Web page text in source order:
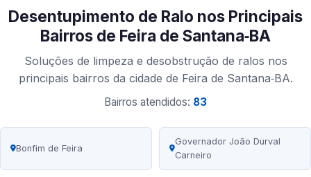
Desentupimento de Ralo nos Principais
Bairros de Feira de Santana‑BA
Soluções de limpeza e desobstrução de ralos nos
principais bairros da cidade de Feira de Santana‑BA.
Bairros atendidos: 83
Bonfim de Feira
Governador João Durval
Carneiro